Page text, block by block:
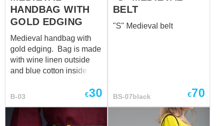
HANDBAG WITH
GOLD EDGING
Medieval handbag with
gold edging. Bag is made
with wine linen outside
and blue cotton inside. It
and blue laces. Bag size
B-03 €30
BELT
"S" Medieval belt
BS-07black €70